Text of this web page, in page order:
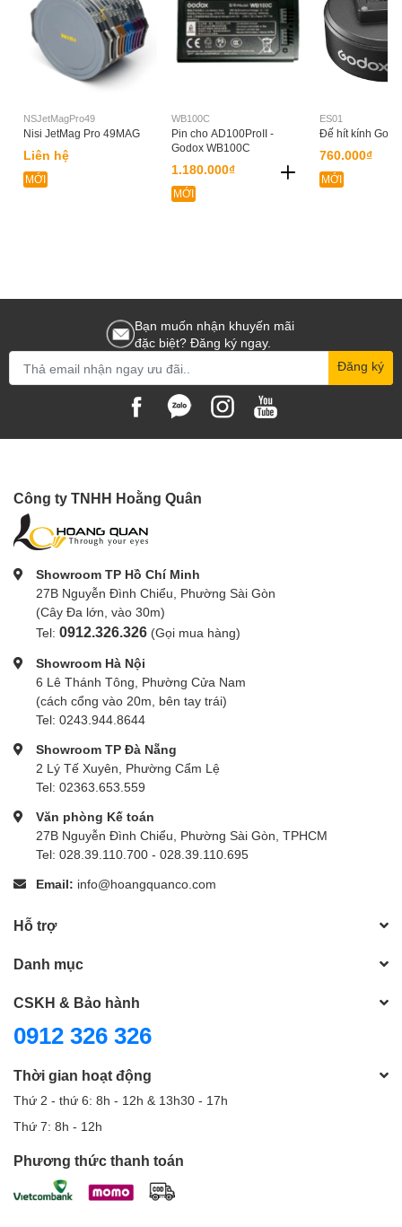
NSJetMagPro49
Nisi JetMag Pro 49MAG
Liên hệ
MỚI
WB100C
Pin cho AD100ProII -
Godox WB100C
1.180.000₫
MỚI
ES01
Đế hít kính
760.000₫
MỚI
Bạn muốn nhận khuyến mãi
đặc biệt? Đăng ký ngay.
Đăng ký
Công ty TNHH Hoằng Quân
Showroom TP Hồ Chí Minh
27B Nguyễn Đình Chiểu, Phường Sài Gòn
(Cây Đa lớn, vào 30m)
Tel: 0912.326.326 (Gọi mua hàng)
Showroom Hà Nội
6 Lê Thánh Tông, Phường Cửa Nam
(cách cổng vào 20m, bên tay trái)
Tel: 0243.944.8644
Showroom TP Đà Nẵng
2 Lý Tế Xuyên, Phường Cẩm Lệ
Tel: 02363.653.559
Văn phòng Kế toán
27B Nguyễn Đình Chiểu, Phường Sài Gòn, TPHCM
Tel: 028.39.110.700 - 028.39.110.695
Email: info@hoangquanco.com
Hỗ trợ
Danh mục
CSKH & Bảo hành
0912 326 326
Thời gian hoạt động
Thứ 2 - thứ 6: 8h - 12h & 13h30 - 17h
Thứ 7: 8h - 12h
Phương thức thanh toán